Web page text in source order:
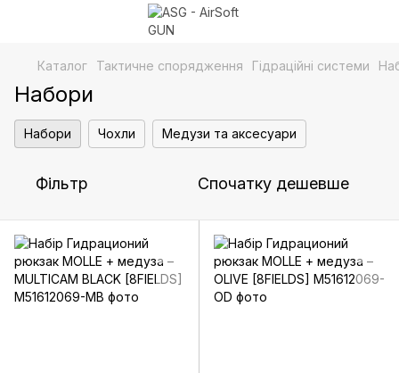
Каталог Тактичне спорядження Гідраційні системи
Набори
Набори Чохли Медузи та аксесуари
Фільтр Спочатку дешевше